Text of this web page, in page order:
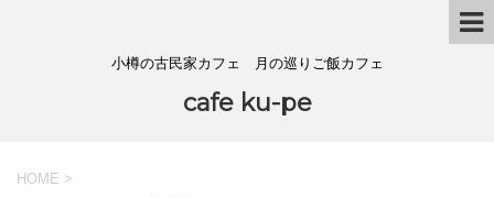
小樽の古民家カフェ 月の巡りご飯カフェ
cafe ku-pe
HOME >